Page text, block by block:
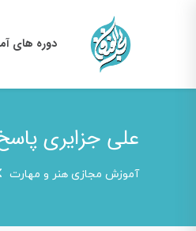
دوره های
علی جزایری
آموزش مجازی هنر و مهارت